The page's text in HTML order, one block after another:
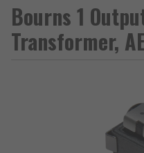
Bourns 1
Transformer,